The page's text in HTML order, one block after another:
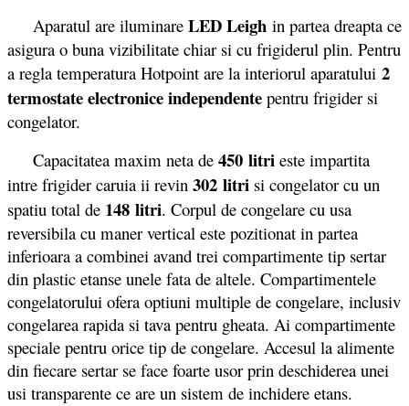
Aparatul are iluminare LED Leigh in partea dreapta ce
asigura o buna vizibilitate chiar si cu frigiderul plin. Pentru
a regla temperatura Hotpoint are la interiorul aparatului 2
termostate electronice independente pentru frigider si
congelator.
Capacitatea maxim neta de 450 litri este impartita
intre frigider caruia ii revin 302 litri si congelator cu un
spatiu total de 148 litri. Corpul de congelare cu usa
reversibila cu maner vertical este pozitionat in partea
inferioara a combinei avand trei compartimente tip sertar
din plastic etanse unele fata de altele. Compartimentele
congelatorului ofera optiuni multiple de congelare, inclusiv
congelarea rapida si tava pentru gheata. Ai compartimente
speciale pentru orice tip de congelare. Accesul la alimente
din fiecare sertar se face foarte usor prin deschiderea unei
usi transparente ce are un sistem de inchidere etans.